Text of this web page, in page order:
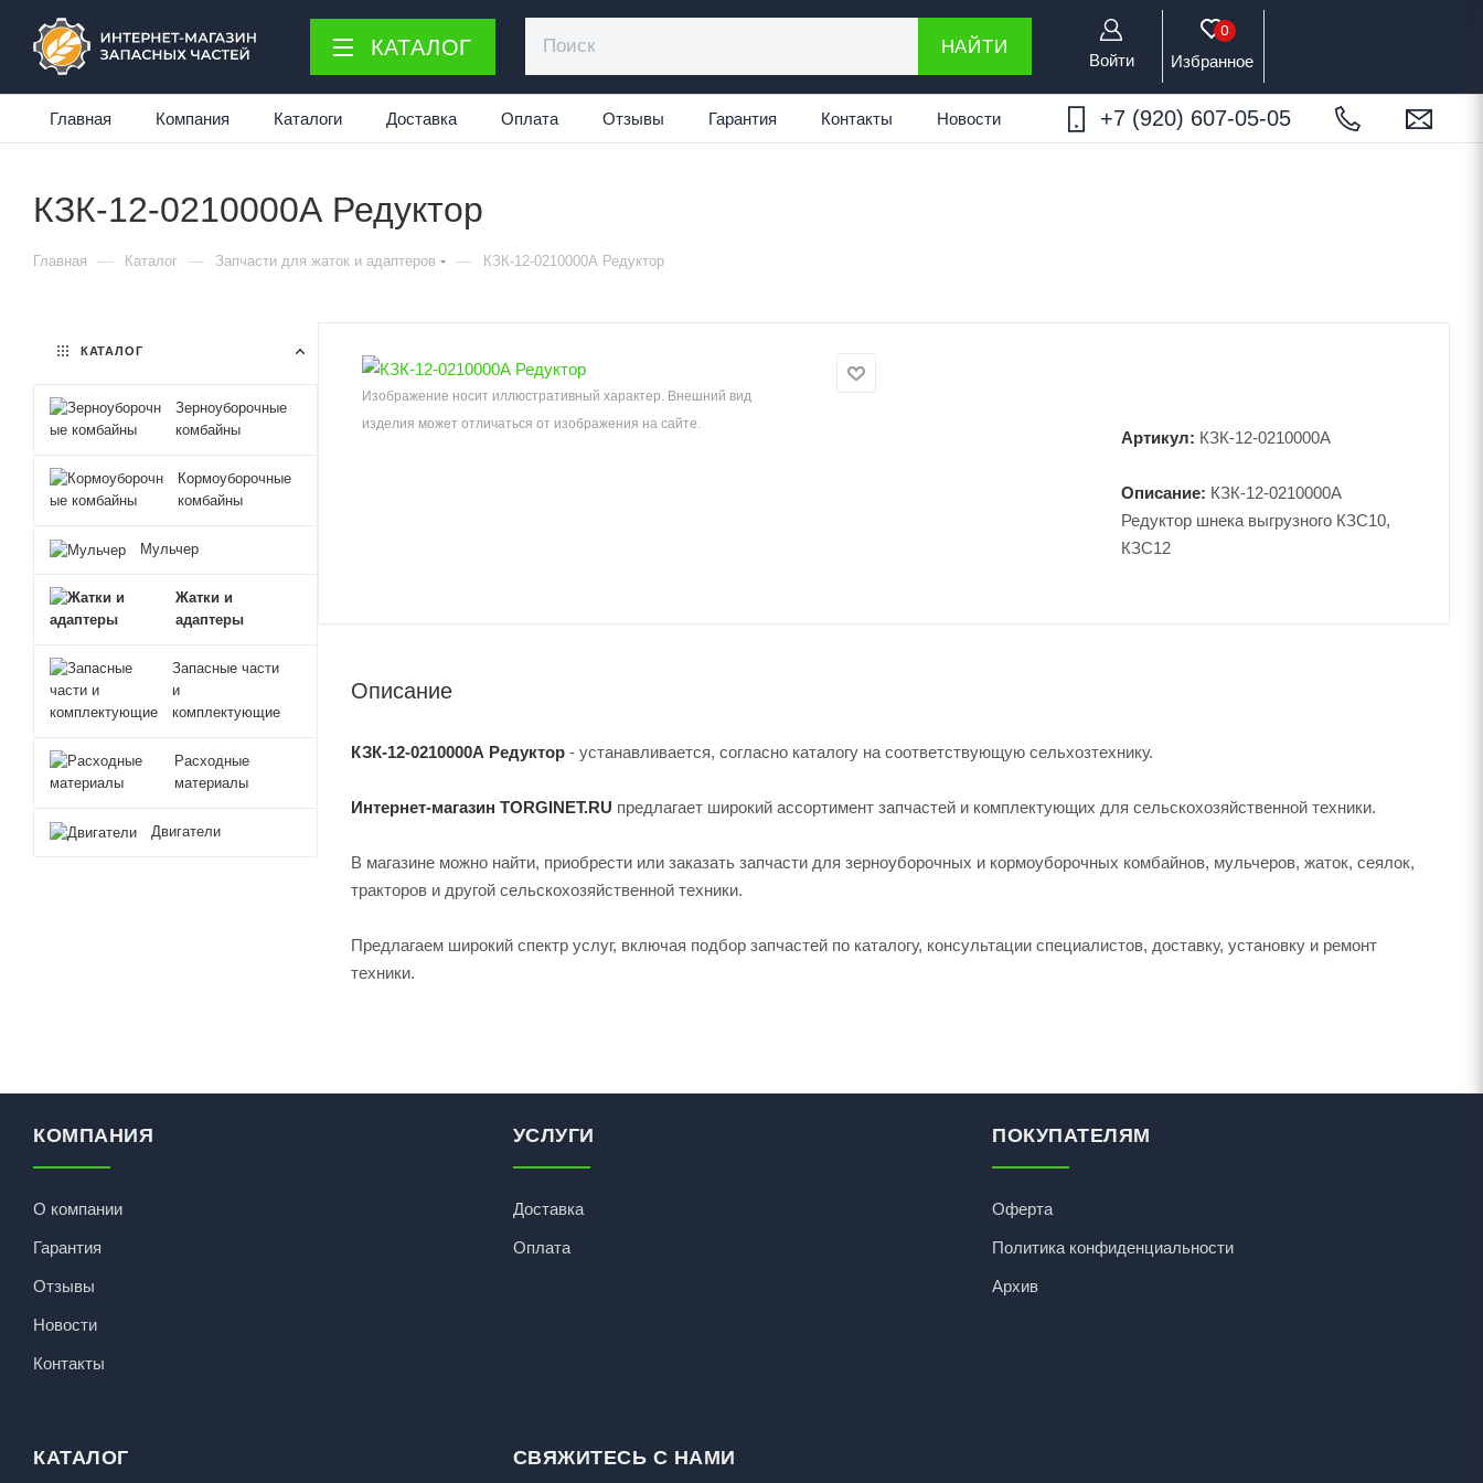
КАТАЛОГ НАЙТИ
Войти
0
Избранное
Главная Компания Каталоги Доставка Оплата Отзывы Гарантия Контакты Новости +7 (920) 607-05-05
КЗК-12-0210000А Редуктор
Главная — Каталог — Запчасти для жаток и адаптеров — КЗК-12-0210000А Редуктор
Изображение носит иллюстративный характер. Внешний вид
изделия может отличаться от изображения на сайте.
Артикул: КЗК-12-0210000А
Описание: КЗК-12-0210000А
Редуктор шнека выгрузного КЗС10,
КЗС12
Описание
КЗК-12-0210000А Редуктор - устанавливается, согласно каталогу на соответствующую сельхозтехнику.
Интернет-магазин TORGINET.RU предлагает широкий ассортимент запчастей и комплектующих для сельскохозяйственной техники.
В магазине можно найти, приобрести или заказать запчасти для зерноуборочных и кормоуборочных комбайнов, мульчеров, жаток, сеялок,
тракторов и другой сельскохозяйственной техники.
Предлагаем широкий спектр услуг, включая подбор запчастей по каталогу, консультации специалистов, доставку, установку и ремонт
техники.
КАТАЛОГ
Зерноуборочные
комбайны
Кормоуборочные
комбайны
Мульчер
Жатки и
адаптеры
Запасные части
и
комплектующие
Расходные
материалы
Двигатели
КОМПАНИЯ
О компании
Гарантия
Отзывы
Новости
Контакты
УСЛУГИ
Доставка
Оплата
ПОКУПАТЕЛЯМ
Оферта
Политика конфиденциальности
Архив
КАТАЛОГ СВЯЖИТЕСЬ С НАМИ